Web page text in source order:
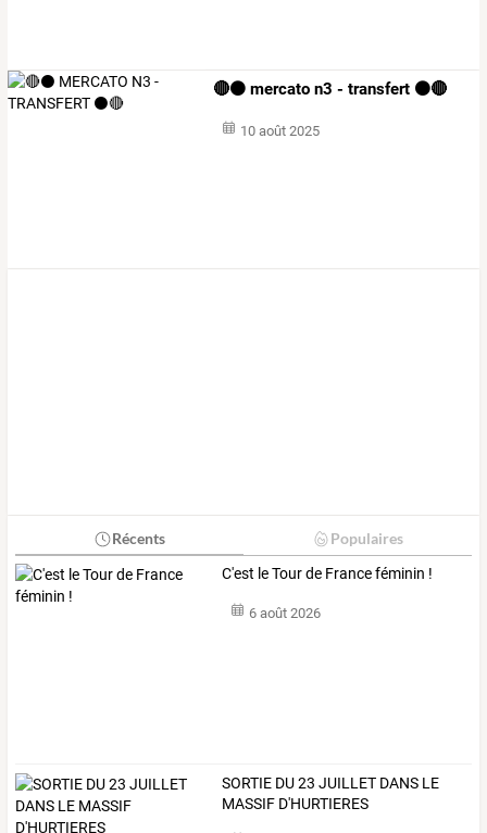
🔴⚫️ mercato n3 - transfert ⚫️🔴
10 août 2025
Récents Populaires
C'est le Tour de France féminin !
6 août 2026
SORTIE DU 23 JUILLET DANS LE
MASSIF D'HURTIERES